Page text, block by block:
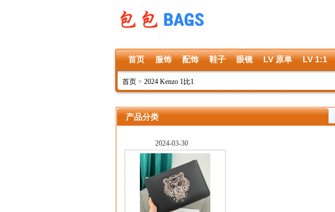
首页 服饰 配饰 鞋子 眼镜 LV 原单 LV 1:1
首页 > 2024 Kenzo 1比1
产品分类
2024-03-30